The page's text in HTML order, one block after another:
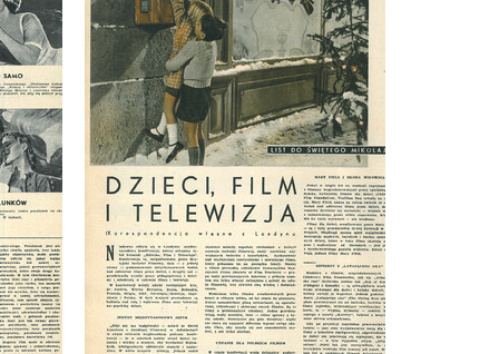
wydanie: 51/52/1958